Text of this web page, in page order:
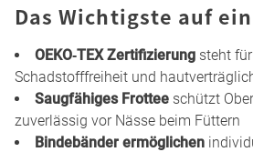
Das Wichtigste auf
OEKO‑TEX Zertifizierung steht
Schadstofffreiheit und
Saugfähiges Frottee schützt
zuverlässig vor Nässe beim Füttern
Bindebänder ermöglichen